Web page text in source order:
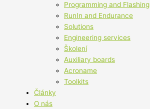
Programming and Flashing
RunIn and Endurance
Solutions
Engineering services
Školení
Auxiliary boards
Acroname
Toolkits
Články
O nás